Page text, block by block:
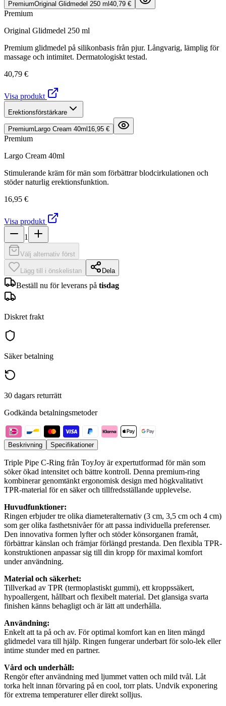
PremiumOriginal Glidmedel 250 ml 40,79 €
Premium
Original Glidmedel 250 ml
Premium glidmedel på silikonbasis från pjur. Långvarig, lämplig för
massage och intimitet. Dermatologiskt testad.
40,79 €
Visa produkt
Erektionsförstärkare
Premium Largo Cream 40ml 16,95 €
Premium
Largo Cream 40ml
Stimulerande kräm för män som förbättrar blodcirkulationen och
stöder naturlig erektionsfunktion.
16,95 €
Visa produkt
1
Välj alternativ först
Lägg till i önskelistan Dela
Beställ nu för leverans på tisdag
Diskret frakt
Säker betalning
30 dagars returrätt
Godkända betalningsmetoder
Beskrivning Specifikationer
Triple Pipe C-Ring från ToyJoy är expertutformad för män som
söker ökad intensitet och bättre kontroll. Denna premium-ring
kombinerar genomtänkt ergonomisk design med högkvalitativt
TPR-material för en säker och tillfredsställande upplevelse.
Huvudfunktioner:
Ringen erbjuder tre olika diameteralternativ (3 cm, 3,5 cm och 4 cm)
som ger olika fasthetsnivåer för att passa individuella preferenser.
Den innovativa formen lyfter och stöder könsorganen framåt,
förbättrar känslan och främjar förlängd prestanda. Den flexibla TPR-
konstruktionen anpassar sig till din kropp för maximal komfort
under användning.
Material och säkerhet:
Tillverkad av TPR (termoplastiskt gummi), ett kroppssäkert,
hypoallergent, hållbart och flexibelt material. Det glansiga svarta
finishen känns behagligt och är lätt att underhålla.
Användning:
Enkelt att ta på och av. För optimal komfort kan en liten mängd
glidmedel vara till hjälp. Ringen fungerar underbart för solo-lek eller
intime stunder med en partner.
Vård och underhåll:
Rengör efter användning med ljummet vatten och mild tvål. Låt
torka helt innan förvaring på en cool, torr plats. Undvik exponering
för extrema temperaturer eller direkt solljus.